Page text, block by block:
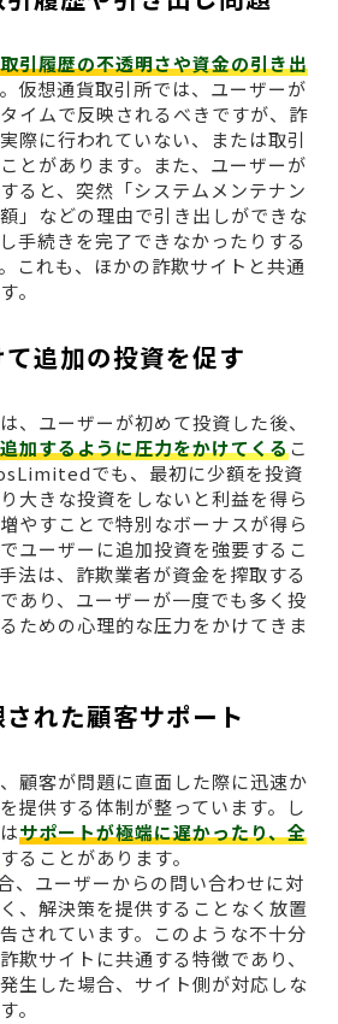
取引履歴の不透明さや資金の引き出
仮想通貨取引所では、ユーザーが
イムで反映されるべきですが、詐
際に行われていない、または取引
とがあります。また、ユーザーが
ると、突然「システムメンテナン
」などの理由で引き出しができな
手続きを完了できなかったりする
これも、ほかの詐欺サイトと共通
。
追加の投資を促す
、ユーザーが初めて投資した後、
加するように圧力をかけてくるこ
でも、最初に少額を投資
大きな投資をしないと利益を得ら
やすことで特別なボーナスが得ら
ユーザーに追加投資を強要するこ
法は、詐欺業者が資金を搾取する
あり、ユーザーが一度でも多く投
ための心理的な圧力をかけてきま
れた顧客サポート
顧客が問題に直面した際に迅速か
提供する体制が整っています。し
サポートが極端に遅かったり、全
することがあります。
ユーザーからの問い合わせに対
、解決策を提供することなく放置
されています。このような不十分
欺サイトに共通する特徴であり、
生した場合、サイト側が対応しな
。